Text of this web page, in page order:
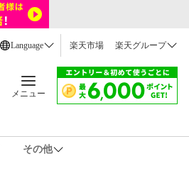
Language 楽天市場 楽天グループ
メニュー
その他